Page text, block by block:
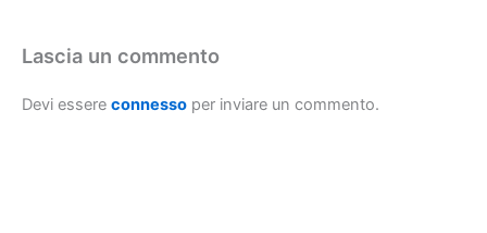
Lascia un commento
Devi essere connesso per inviare un commento.